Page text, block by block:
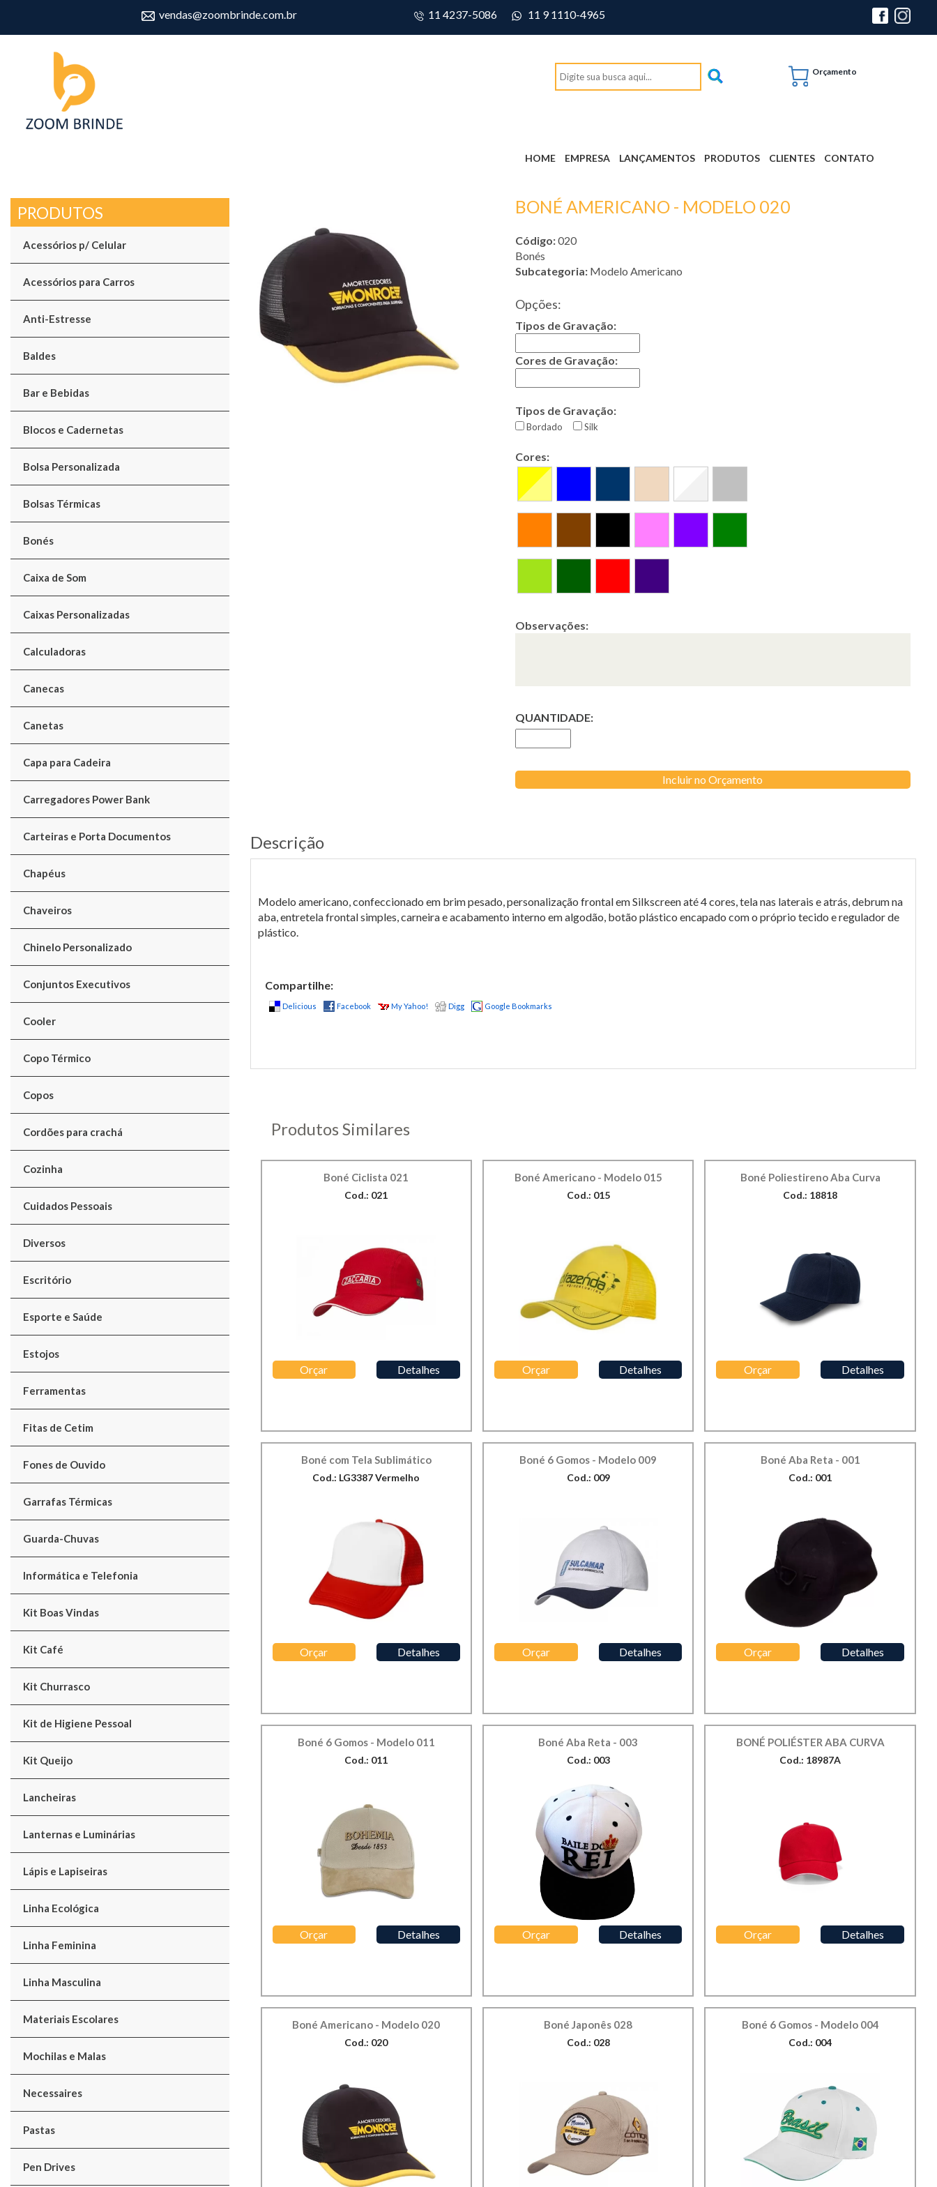
vendas@zoombrinde.com.br 11 4237-5086 11 9 1110-4965
Orçamento
HOME EMPRESA LANÇAMENTOS PRODUTOS CLIENTES CONTATO
Acessórios p/ Celular
Acessórios para Carros
Anti-Estresse
Baldes
Bar e Bebidas
Blocos e Cadernetas
Bolsa Personalizada
Bolsas Térmicas
Bonés
Caixa de Som
Caixas Personalizadas
Calculadoras
Canecas
Canetas
Capa para Cadeira
Carregadores Power Bank
Carteiras e Porta Documentos
Chapéus
Chaveiros
Chinelo Personalizado
Conjuntos Executivos
Cooler
Copo Térmico
Copos
Cordões para crachá
Cozinha
Cuidados Pessoais
Diversos
Escritório
Esporte e Saúde
Estojos
Ferramentas
Fitas de Cetim
Fones de Ouvido
Garrafas Térmicas
Guarda-Chuvas
Informática e Telefonia
Kit Boas Vindas
Kit Café
Kit Churrasco
Kit de Higiene Pessoal
Kit Queijo
Lancheiras
Lanternas e Luminárias
Lápis e Lapiseiras
Linha Ecológica
Linha Feminina
Linha Masculina
Materiais Escolares
Mochilas e Malas
Necessaires
Pastas
Pen Drives
BONÉ AMERICANO - MODELO 020
Código:020
Bonés
Subcategoria: Modelo Americano
Opções:
Tipos de Gravação:
Cores de Gravação:
Tipos de Gravação:
Bordado Silk
Cores:
Observações:
QUANTIDADE:
Incluir no Orçamento
Descrição
Modelo americano, confeccionado em brim pesado, personalização frontal em Silkscreen até 4 cores, tela nas laterais e atrás, debrum na
aba, entretela frontal simples, carneira e acabamento interno em algodão, botão plástico encapado com o próprio tecido e regulador de
plástico.
Compartilhe:
Delicious Facebook My Yahoo! Digg Google Bookmarks
Produtos Similares
Boné Ciclista 021
Cod.: 021
Orçar Detalhes
Boné Americano - Modelo 015
Cod.: 015
Orçar Detalhes
Boné Poliestireno Aba Curva
Cod.: 18818
Orçar Detalhes
Boné com Tela Sublimático
Cod.: LG3387 Vermelho
Orçar Detalhes
Boné 6 Gomos - Modelo 009
Cod.: 009
Orçar Detalhes
Boné Aba Reta - 001
Cod.: 001
Orçar Detalhes
Boné 6 Gomos - Modelo 011
Cod.: 011
Orçar Detalhes
Boné Aba Reta - 003
Cod.: 003
Orçar Detalhes
BONÉ POLIÉSTER ABA CURVA
Cod.: 18987A
Orçar Detalhes
Boné Americano - Modelo 020
Cod.: 020
Boné Japonês 028
Cod.: 028
Boné 6 Gomos - Modelo 004
Cod.: 004